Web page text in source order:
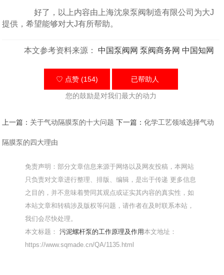
好了，以上内容由上海沈泉泵阀制造有限公司为大J
提供，希望能够对大J有所帮助。
本文参考资料来源： 中国泵阀网 泵阀商务网 中国知网
♡ 点赞 (154) 已帮助 人
您的鼓励是对我们最大的动力
上一篇： 关于气动隔膜泵的十大问题 下一篇：化学工艺领域选择气动
隔膜泵的四大理由
免责声明：部分文章信息来源于网络以及网友投稿，本网站
只负责对文章进行整理、排版、编辑，是出于传递 更多信息
之目的，并不意味着赞同其观点或证实其内容的真实性，如
本站文章和转稿涉及版权等问题，请作者在及时联系本站，
我们会尽快处理。
本文标题：污泥螺杆泵的工作原理及作用本文地址：
https://www.sqmade.cn/QA/1135.html